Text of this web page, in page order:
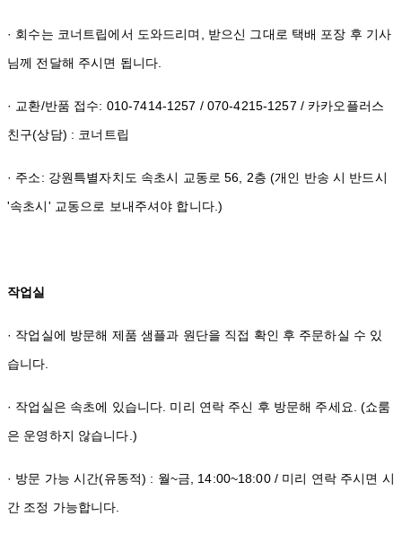
· 회수는 코너트립에서 도와드리며, 받으신 그대로 택배 포장 후 기사
님께 전달해 주시면 됩니다.
· 교환/반품 접수: 010-7414-1257 / 070-4215-1257 / 카카오플러스
친구(상담) : 코너트립
· 주소: 강원특별자치도 속초시 교동로 56, 2층 (개인 반송 시 반드시
'속초시' 교동으로 보내주셔야 합니다.)
작업실
· 작업실에 방문해 제품 샘플과 원단을 직접 확인 후 주문하실 수 있
습니다.
· 작업실은 속초에 있습니다. 미리 연락 주신 후 방문해 주세요. (쇼룸
은 운영하지 않습니다.)
· 방문 가능 시간(유동적) : 월~금, 14:00~18:00 / 미리 연락 주시면 시
간 조정 가능합니다.